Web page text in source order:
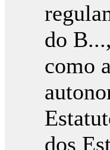
do
como
dos